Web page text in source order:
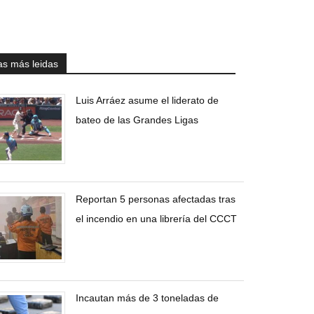
más leidas
Luis Arráez asume el liderato de
bateo de las Grandes Ligas
Reportan 5 personas afectadas tras
el incendio en una librería del CCCT
Incautan más de 3 toneladas de